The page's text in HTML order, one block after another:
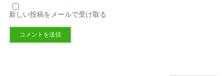
新しい投稿をメールで受け取る